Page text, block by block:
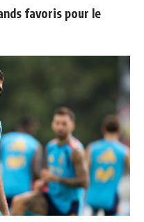
favoris pour le